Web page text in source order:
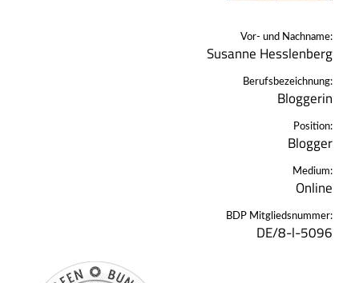
Vor- und Nachname:
Susanne Hesslenberg
Berufsbezeichnung:
Bloggerin
Position:
Blogger
Medium:
Online
BDP Mitgliedsnummer:
DE/8-l-5096